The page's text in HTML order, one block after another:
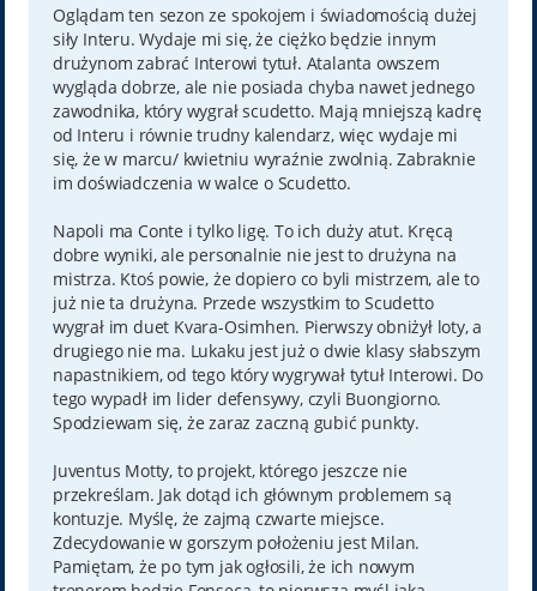
t
Oglądam ten sezon ze spokojem i świadomością dużej
siły Interu. Wydaje mi się, że ciężko będzie innym
drużynom zabrać Interowi tytuł. Atalanta owszem
wygląda dobrze, ale nie posiada chyba nawet jednego
zawodnika, który wygrał scudetto. Mają mniejszą kadrę
od Interu i równie trudny kalendarz, więc wydaje mi
się, że w marcu/ kwietniu wyraźnie zwolnią. Zabraknie
im doświadczenia w walce o Scudetto.
Napoli ma Conte i tylko ligę. To ich duży atut. Kręcą
dobre wyniki, ale personalnie nie jest to drużyna na
mistrza. Ktoś powie, że dopiero co byli mistrzem, ale to
już nie ta drużyna. Przede wszystkim to Scudetto
wygrał im duet Kvara-Osimhen. Pierwszy obniżył loty, a
drugiego nie ma. Lukaku jest już o dwie klasy słabszym
napastnikiem, od tego który wygrywał tytuł Interowi. Do
tego wypadł im lider defensywy, czyli Buongiorno.
Spodziewam się, że zaraz zaczną gubić punkty.
Juventus Motty, to projekt, którego jeszcze nie
przekreślam. Jak dotąd ich głównym problemem są
kontuzje. Myślę, że zajmą czwarte miejsce.
Zdecydowanie w gorszym położeniu jest Milan.
Pamiętam, że po tym jak ogłosili, że ich nowym